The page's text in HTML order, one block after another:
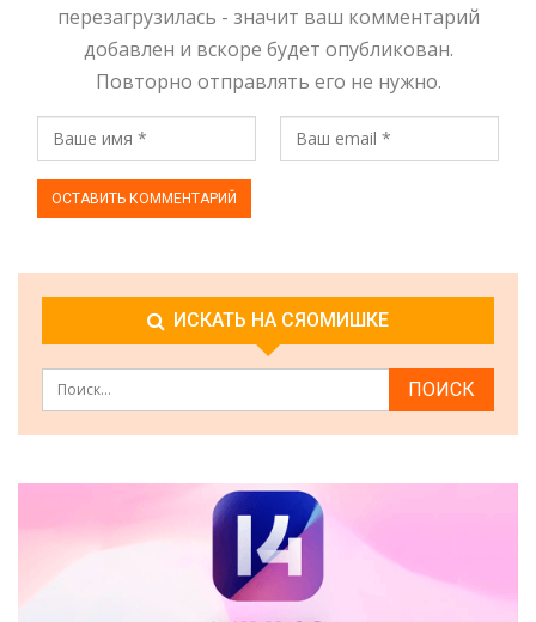
перезагрузилась - значит ваш комментарий
добавлен и вскоре будет опубликован.
Повторно отправлять его не нужно.
ИСКАТЬ НА СЯОМИШКЕ